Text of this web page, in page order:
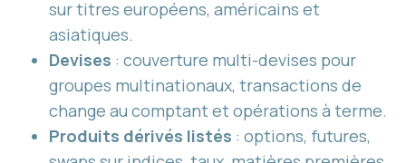
sur titres européens, américains et
asiatiques.
Devises : couverture multi-devises pour
groupes multinationaux, transactions de
change au comptant et opérations à terme.
Produits dérivés listés : options, futures,